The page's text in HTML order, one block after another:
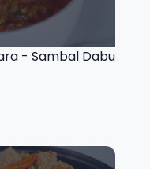
- Sambal Dabu